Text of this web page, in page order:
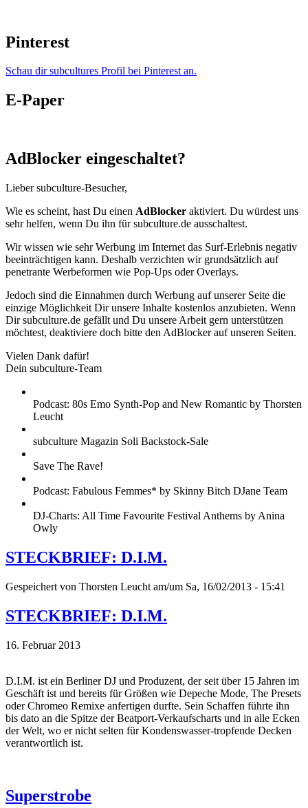
Pinterest
Schau dir subcultures Profil bei Pinterest an.
E-Paper
AdBlocker eingeschaltet?
Lieber subculture-Besucher,
Wie es scheint, hast Du einen AdBlocker aktiviert. Du würdest uns
sehr helfen, wenn Du ihn für subculture.de ausschaltest.
Wir wissen wie sehr Werbung im Internet das Surf-Erlebnis negativ
beeinträchtigen kann. Deshalb verzichten wir grundsätzlich auf
penetrante Werbeformen wie Pop-Ups oder Overlays.
Jedoch sind die Einnahmen durch Werbung auf unserer Seite die
einzige Möglichkeit Dir unsere Inhalte kostenlos anzubieten. Wenn
Dir subculture.de gefällt und Du unsere Arbeit gern unterstützen
möchtest, deaktiviere doch bitte den AdBlocker auf unseren Seiten.
Vielen Dank dafür!
Dein subculture-Team
Podcast: 80s Emo Synth-Pop and New Romantic by Thorsten
Leucht
subculture Magazin Soli Backstock-Sale
Save The Rave!
Podcast: Fabulous Femmes* by Skinny Bitch DJane Team
DJ-Charts: All Time Favourite Festival Anthems by Anina
Owly
STECKBRIEF: D.I.M.
Gespeichert von Thorsten Leucht am/um Sa, 16/02/2013 - 15:41
STECKBRIEF: D.I.M.
16. Februar 2013
D.I.M. ist ein Berliner DJ und Produzent, der seit über 15 Jahren im
Geschäft ist und bereits für Größen wie Depeche Mode, The Presets
oder Chromeo Remixe anfertigen durfte. Sein Schaffen führte ihn
bis dato an die Spitze der Beatport-Verkaufscharts und in alle Ecken
der Welt, wo er nicht selten für Kondenswasser-tropfende Decken
verantwortlich ist.
Superstrobe